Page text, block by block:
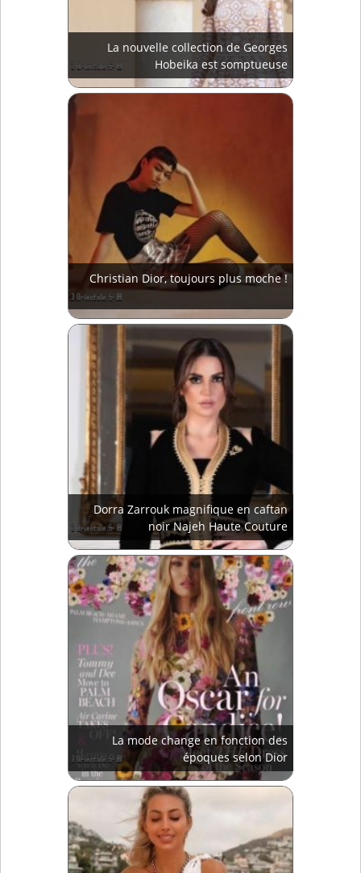
La nouvelle collection de Georges
Hobeika est somptueuse
Christian Dior, toujours plus moche !
Dorra Zarrouk magnifique en caftan
noir Najeh Haute Couture
La mode change en fonction des
époques selon Dior